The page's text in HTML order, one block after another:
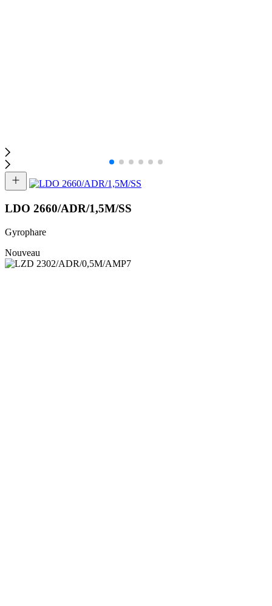
LDO 2660/ADR/1,5M/SS
Gyrophare
Nouveau